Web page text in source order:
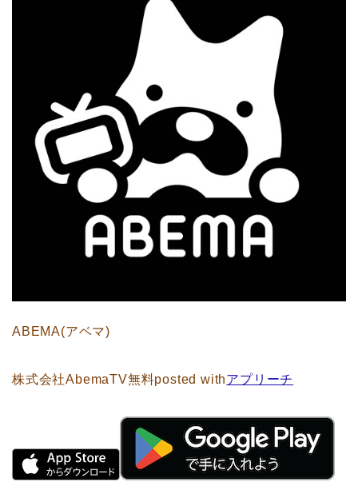
ABEMA(アベマ)
株式会社AbemaTV無料posted withアプリーチ